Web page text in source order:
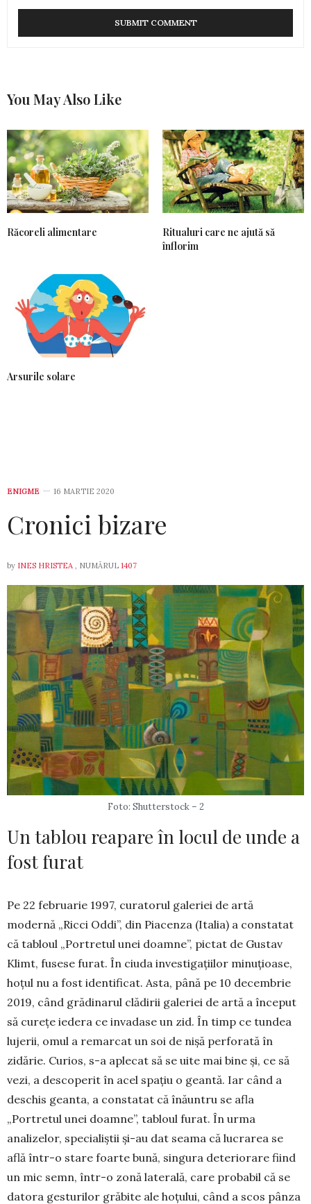
Dvs. spuneti ca SUNTETI CEL MAI BUN
INVINGATOR si de OM, lasand la o parte
PROFESIONALISMUL DVS.! Foarte interesant
articolul postat si foarte util pentru a trece cu
~capul sus~, peste vremurile dificile pe care le
traversam! MULTUMIM, ~DUMNEZEU AL
NEUROCHIRURGIEI ROMANESTI~! NE PLECAM,
INGENUNCHEM SI NE INCHINAM, IN FATA
DOMNIEI VOASTRE, pentru OPTIMISMUL PE
CARE NI-L DATI! SANATATE, va dorim!
FLOREA MINODORA COMUNA BERCA, JUD. BUZAU
SPUNE:
Cu zâmbetul dumnealui, m-a făcut sa nu-mi fie
teama de operația pe creier care urma sa fie… Au
trecut 6 ani de atunci și n-am încetat nici o clipa
să-l iubesc pe acest mare om, profesor dr. CIUREA
din lume!
You May Also Like
Răcoreli alimentare
Ritualuri care ne ajută să
înflorim
Arsurile solare
ENIGME 16 MARTIE 2020
Cronici bizare
by INES HRISTEA , NUMĂRUL 1407
Foto: Shutterstock – 2
Un tablou reapare în locul de unde a
fost furat
Pe 22 februarie 1997, curatorul galeriei de artă
modernă „Ricci Oddi”, din Piacenza (Italia) a constatat
că tabloul „Portretul unei doamne”, pictat de Gustav
Klimt, fusese furat. În ciuda inv­estigaţiilor minuţioase,
hoţul nu a fost identificat. Asta, până pe 10 decembrie
2019, când grădinarul clădirii galeriei de artă a început
să cureţe iedera ce invadase un zid. În timp ce tundea
lujerii, omul a remarcat un soi de nişă perforată în
zidărie. Curios, s-a aplecat să se uite mai bine şi, ce să
vezi, a descoperit în acel spaţiu o geantă. Iar când a
deschis geanta, a constatat că înăuntru se afla
„Portretul unei doamne”, tabloul furat. În urma
analizelor, specialiştii şi-au dat seama că lucrarea se
află într-o stare foarte bună, singura deteriorare fiind
un mic semn, într-o zonă laterală, care probabil că se
datora gesturilor grăbite ale hoţului, când a scos pânza